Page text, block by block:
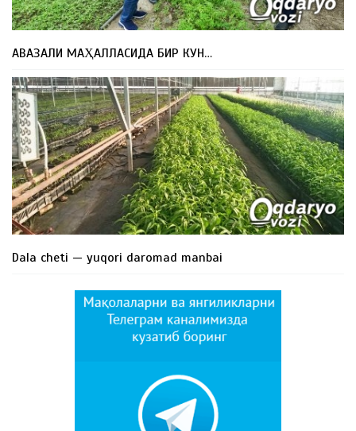
АВАЗАЛИ МАҲАЛЛАСИДА БИР КУН…
Dala cheti — yuqori daromad manbai